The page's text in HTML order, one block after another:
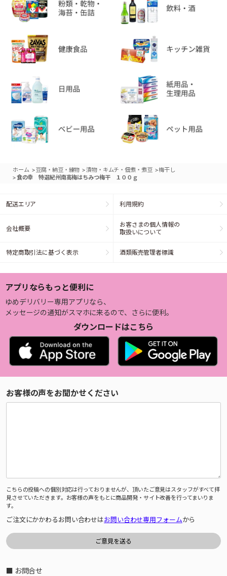
ホーム >豆腐・納豆・練物 >漬物・キムチ・佃煮・煮豆 >梅干し
>食の幸 特選紀州南高梅はちみつ梅干 １００ｇ
配送エリア 利用規約
会社概要
お客さまの個人情報の
取扱いについて
特定商取引法に基づく表示 酒類販売管理者標識
アプリならもっと便利に
ゆめデリバリー専用アプリなら、
メッセージの通知がスマホに来るので、さらに便利。
ダウンロードはこちら
お客様の声をお聞かせください
こちらの投稿への個別対応は行っておりませんが、頂いたご意見はスタッフがすべて拝
見させていただきます。お客様の声をもとに商品開発・サイト改善を行ってまいりま
す。
ご注文にかかわるお問い合わせはお問い合わせ専用フォームから
■ お問合せ